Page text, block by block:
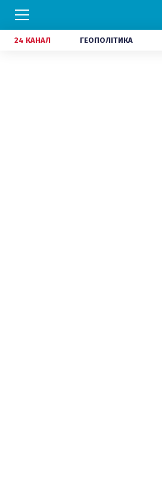
24 КАНАЛ ГЕОПОЛІТИКА